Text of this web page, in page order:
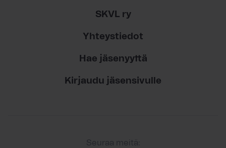
SKVL ry
Yhteystiedot
Hae jäsenyyttä
Kirjaudu jäsensivulle
Seuraa meitä: